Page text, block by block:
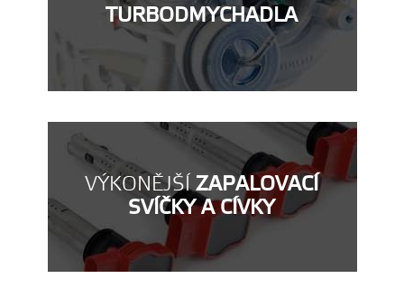
TURBODMYCHADLA
VÝKONĚJŠÍZAPALOVACÍ
SVÍČKY A CÍVKY